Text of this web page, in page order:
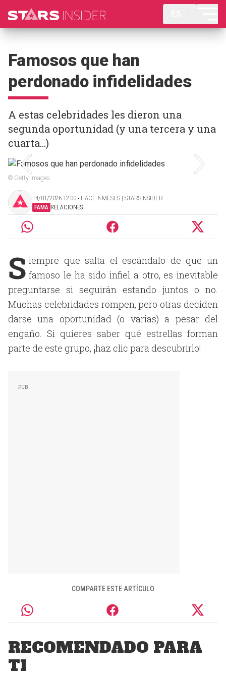
Famosos que han
perdonado infidelidades
A estas celebridades les dieron una
segunda oportunidad (y una tercera y una
cuarta...)
© Getty Images
14/01/2026 12:00 ‧ HACE 6 MESES | STARSINSIDER
FAMA RELACIONES
S iempre que salta el escándalo de que un
famoso le ha sido infiel a otro, es inevitable
preguntarse si seguirán estando juntos o no.
Muchas celebridades rompen, pero otras deciden
darse una oportunidad (o varias) a pesar del
engaño. Si quieres saber qué estrellas forman
parte de este grupo, ¡haz clic para descubrirlo!
COMPARTE ESTE ARTÍCULO
RECOMENDADO PARA
TI